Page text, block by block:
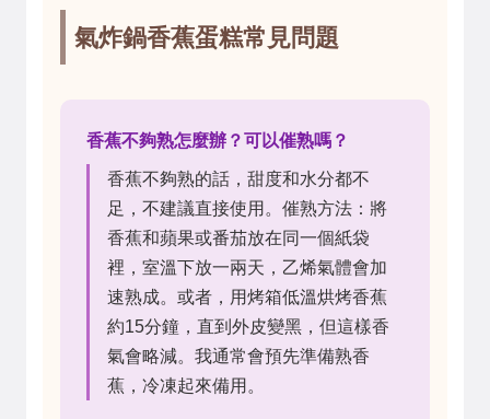
氣炸鍋香蕉蛋糕常見問題
香蕉不夠熟怎麼辦？可以催熟嗎？
香蕉不夠熟的話，甜度和水分都不
足，不建議直接使用。催熟方法：將
香蕉和蘋果或番茄放在同一個紙袋
裡，室溫下放一兩天，乙烯氣體會加
速熟成。或者，用烤箱低溫烘烤香蕉
約15分鐘，直到外皮變黑，但這樣香
氣會略減。我通常會預先準備熟香
蕉，冷凍起來備用。